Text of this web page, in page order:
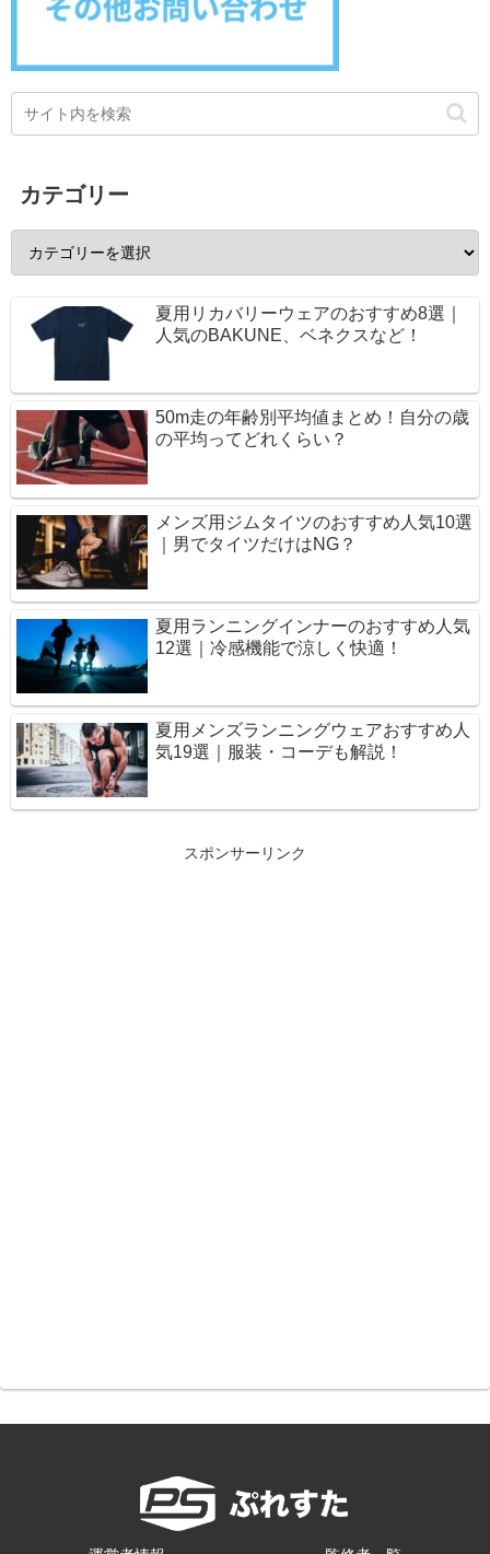
カテゴリー
夏用リカバリーウェアのおすすめ8選｜
人気のBAKUNE、ベネクスなど！
50m走の年齢別平均値まとめ！自分の歳
の平均ってどれくらい？
メンズ用ジムタイツのおすすめ人気10選
｜男でタイツだけはNG？
夏用ランニングインナーのおすすめ人気
12選｜冷感機能で涼しく快適！
夏用メンズランニングウェアおすすめ人
気19選｜服装・コーデも解説！
スポンサーリンク